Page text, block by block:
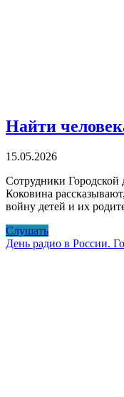
Найти
15.05.2026
Сотрудники
Коковина
войну детей и их
СлушатьНайти
человека.
День радио в России.